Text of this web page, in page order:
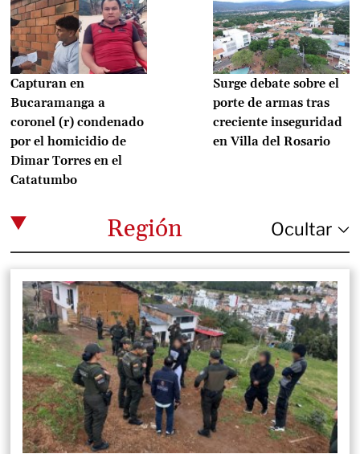
Capturan en
Bucaramanga a
coronel (r) condenado
por el homicidio de
Dimar Torres en el
Catatumbo
Surge debate sobre el
porte de armas tras
creciente inseguridad
en Villa del Rosario
Región